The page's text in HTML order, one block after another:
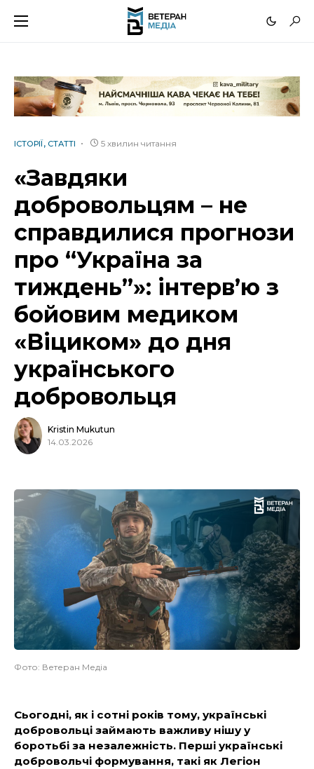
ІСТОРІЇ СТАТТІ 5 хвилин читання
«Завдяки
добровольцям – не
справдилися прогнози
про “Україна за
тиждень”»: інтерв’ю з
бойовим медиком
«Віциком» до дня
українського
добровольця
Kristin Mukutun
14.03.2026
Фото: Ветеран Медіа
Сьогодні, як і сотні років тому, українські
добровольці займають важливу нішу у
боротьбі за незалежність. Перші українські
добровольчі формування, такі як Легіон